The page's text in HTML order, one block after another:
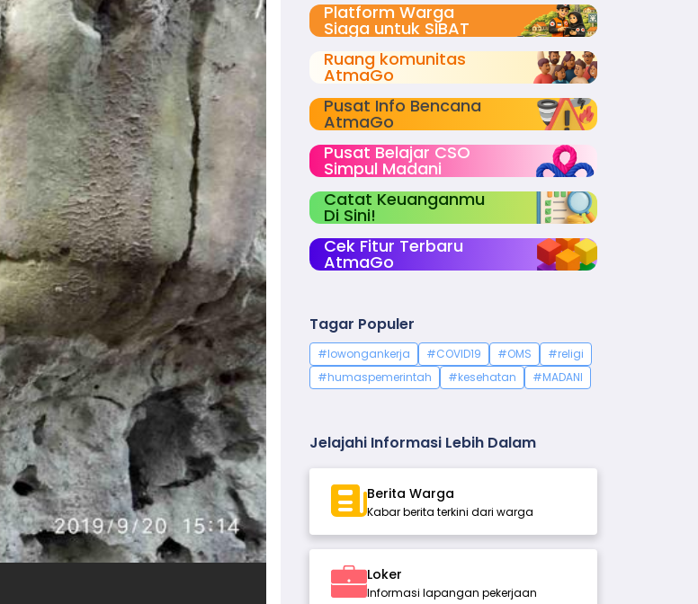
Platform Warga
Siaga untuk SIBAT
Ruang komunitas
AtmaGo
Pusat Info Bencana
AtmaGo
Pusat Belajar CSO
Simpul Madani
Catat Keuanganmu
Di Sini!
Cek Fitur Terbaru
AtmaGo
Tagar Populer
#lowongankerja #COVID19 #OMS
#religi
#humaspemerintah
#kesehatan #MADANI
Jelajahi Informasi Lebih Dalam
Berita Warga
Kabar berita terkini dari warga
Loker
Informasi lapangan pekerjaan